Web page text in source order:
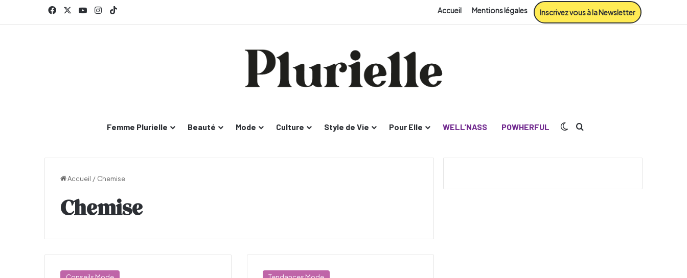
FacebookYouTubeInstagram Accueil Mentions légales Inscrivez vous à la Newsletter
Femme Plurielle Beauté Mode Culture Style de Vie Pour Elle WELL’NASS POWHERFUL Switch skin
Accueil / Chemise
Chemise